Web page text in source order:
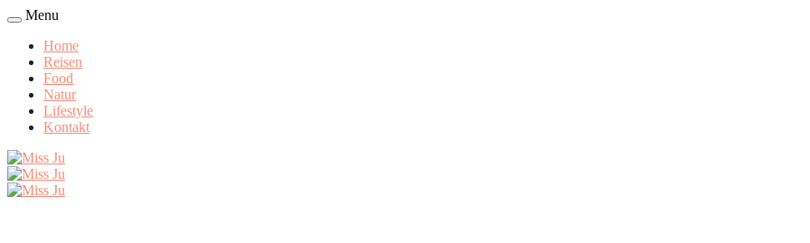
Menu
Home
Reisen
Food
Natur
Lifestyle
Kontakt